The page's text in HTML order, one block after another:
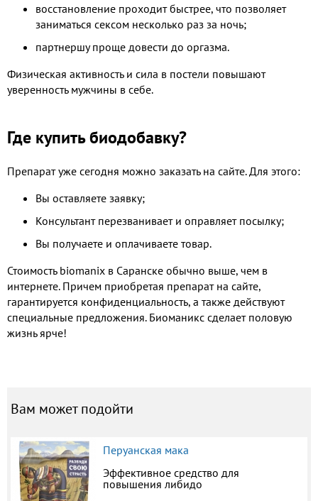
восстановление проходит быстрее, что позволяет
заниматься сексом несколько раз за ночь;
партнершу проще довести до оргазма.
Физическая активность и сила в постели повышают
уверенность мужчины в себе.
Где купить биодобавку?
Препарат уже сегодня можно заказать на сайте. Для этого:
Вы оставляете заявку;
Консультант перезванивает и оправляет посылку;
Вы получаете и оплачиваете товар.
Стоимость biomanix в Саранске обычно выше, чем в
интернете. Причем приобретая препарат на сайте,
гарантируется конфиденциальность, а также действуют
специальные предложения. Биоманикс сделает половую
жизнь ярче!
Вам может подойти
Перуанская мака
Эффективное средство для
повышения либидо